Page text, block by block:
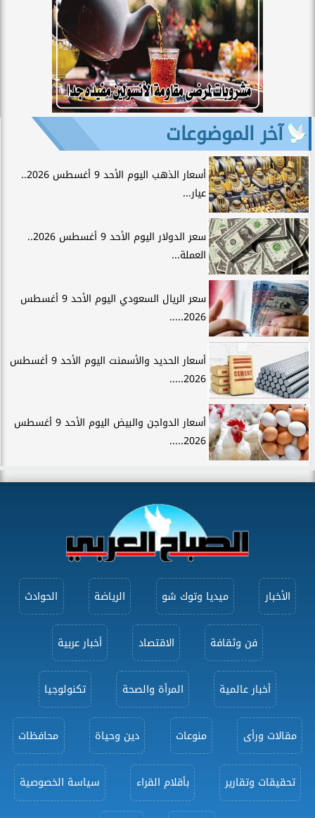
آخر الموضوعات
أسعار الذهب اليوم الأحد 9 أغسطس 2026..
عيار...
سعر الدولار اليوم الأحد 9 أغسطس 2026..
العملة...
سعر الريال السعودي اليوم الأحد 9 أغسطس
2026.....
أسعار الحديد والأسمنت اليوم الأحد 9 أغسطس
2026.....
أسعار الدواجن والبيض اليوم الأحد 9 أغسطس
2026.....
الأخبار ميديا وتوك شو الرياضة الحوادث
فن وثقافة الاقتصاد أخبار عربية
أخبار عالمية المرأة والصحة تكنولوجيا
مقالات ورأى منوعات دين وحياة محافظات
تحقيقات وتقارير بأقلام القراء سياسة الخصوصية